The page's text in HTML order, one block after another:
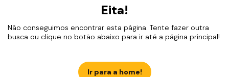
Eita!
Não conseguimos encontrar esta página. Tente fazer outra
busca ou clique no botão abaixo para ir até a página principal!
Ir para a home!